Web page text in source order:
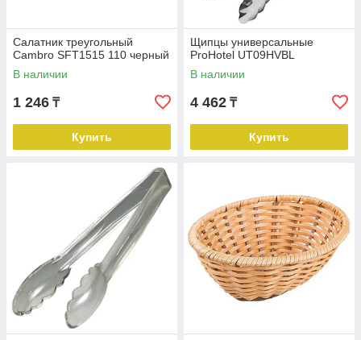
Салатник треугольный
Cambro SFT1515 110 черный
В наличии
1 246 ₸
Купить
Щипцы универсальные
ProHotel UT09HVBL
В наличии
4 462 ₸
Купить